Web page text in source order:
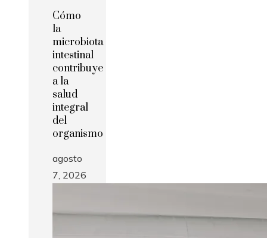
Cómo
la
microbiota
intestinal
contribuye
a la
salud
integral
del
organismo
agosto
7, 2026